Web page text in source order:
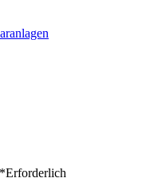
*Erforderlich